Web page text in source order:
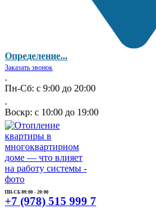
Определение...
Заказать звонок
.
Пн-Сб: с 9:00 до 20:00
.
Воскр: с 10:00 до 19:00
ПН-СБ 09:00 - 20:00
+7 (978) 515 999 7